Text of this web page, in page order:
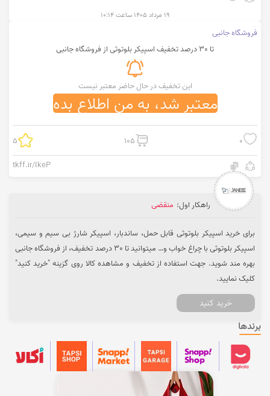
۱۹ مرداد ۱۴۰۵ ساعت ۱۰:۱۴
فروشگاه جانبی
تا 30 درصد تخفیف اسپیکر بلوتوثی از فروشگاه جانبی
این تخفیف در حال حاضر معتبر نیست
معتبر شد، به من اطلاع بده
0
105
5
tkff.ir/IkeP
راهکار اول: منقضی
برای خرید اسپیکر بلوتوثی قابل حمل، ساندبار، اسپیکر شارژ بی سیم و سیمی،
اسپیکر بلوتوثی با چراغ خواب و… میتوانید تا 30 درصد تخفیف، از فروشگاه جانبی
بهره مند شوید. جهت استفاده از تخفیف و مشاهده کالا روی گزینه "خرید کنید"
کلیک نمایید.
خرید کنید
برندها